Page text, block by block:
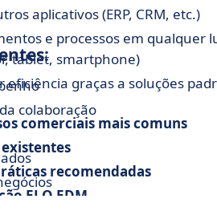
aplicativos (ERP, CRM, etc.)
e processos em qualquer
tablet, smartphone)
eficiência graças a soluções
comerciais mais comuns
recomendadas
ELO EDM
colaboração